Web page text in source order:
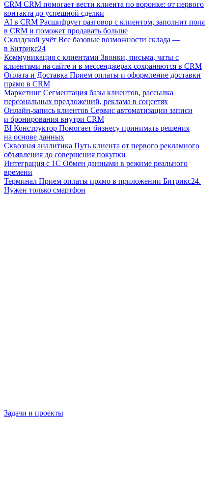
CRM CRM помогает вести клиента по воронке: от первого
контакта до успешной сделки
AI в CRM Расшифрует разговор с клиентом, заполнит поля
в CRM и поможет продавать больше
Складской учёт Все базовые возможности склада —
в Битрикс24
Коммуникация с клиентами Звонки, письма, чаты с
клиентами на сайте и в мессенджерах сохраняются в CRM
Оплата и Доставка Прием оплаты и оформление доставки
прямо в CRM
Маркетинг Сегментация базы клиентов, рассылка
персональных предложений, реклама в соцсетях
Онлайн-запись клиентов Сервис автоматизации записи
и бронирования внутри CRM
BI Конструктор Помогает бизнесу принимать решения
на основе данных
Сквозная аналитика Путь клиента от первого рекламного
объявления до совершения покупки
Интеграция с 1С Обмен данными в режиме реального
времени
Терминал Прием оплаты прямо в приложении Битрикс24.
Нужен только смартфон
Задачи и проекты